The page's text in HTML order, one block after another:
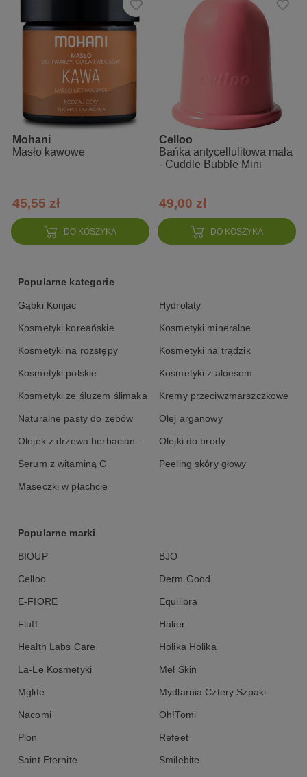
O szczotkę również musisz zadbać - raz w tygodniu umyj
włosie mydłem i dokładnie wypłucz ciepłą wodą. Nie susz jej
na kaloryferze, bo może popękać, po prostu połóż ją w
suchym miejscu włosiem do dołu na blacie.
Drewno ze szczotki z czasem może ściemnieć i jest to
naturalna reakcja.
Długość szczotki: 50 cm
Długość włosia: średnie
DO KOSZYKA
Mohani
Masło kawowe
45,55 zł
DO KOSZYKA
Celloo
Bańka antycellulitowa mała
- Cuddle Bubble Mini
49,00 zł
Popularne kategorie
Gąbki Konjac Hydrolaty
Kosmetyki koreańskie Kosmetyki mineralne
Kosmetyki na rozstępy Kosmetyki na trądzik
Kosmetyki polskie Kosmetyki z aloesem
Kosmetyki ze śluzem ślimaka Kremy przeciwzmarszczkowe
Naturalne pasty do zębów Olej arganowy
Olejek z drzewa herbacianego Olejki do brody
Serum z witaminą C Peeling skóry głowy
Maseczki w płachcie
Popularne marki
BIOUP BJO
Celloo Derm Good
E-FIORE Equilibra
Fluff Halier
Health Labs Care Holika Holika
La-Le Kosmetyki Mel Skin
Mglife Mydlarnia Cztery Szpaki
Nacomi Oh!Tomi
Plon Refeet
Saint Eternite Smilebite